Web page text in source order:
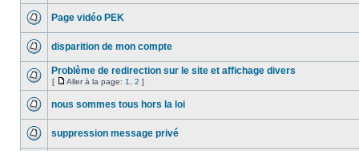
Page vidéo PEK
disparition de mon compte
Problème de redirection sur le site et affichage divers
[ Aller à la page: 1 2 ]
nous sommes tous hors la loi
suppression message privé